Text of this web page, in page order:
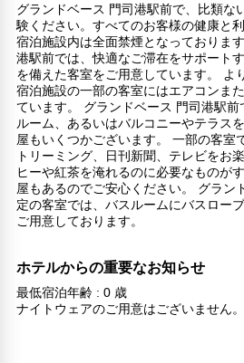
グランドベース 門司港駅前で、比類な
験ください。すべてのお客様の健康と
宿泊施設内は全面禁煙となっておりま
港駅前では、快適なご滞在をサポート
を備えた客室をご用意しています。 よ
宿泊施設の一部の客室にはエアコンま
ています。 グランドベース 門司港駅
ルーム、あるいはバルコニーやテラス
屋もいくつかございます。 一部の客室
トリーミング、日刊新聞、テレビをお
ヒーや紅茶を淹れるのに必要なものが
屋もあるのでご安心ください。 グラン
定の客室では、バスルームにバスロー
ご用意しております。
ホテルからの重要なお知らせ
最低宿泊年齢 : 0 歳
ナイトウェアのご用意はございません。